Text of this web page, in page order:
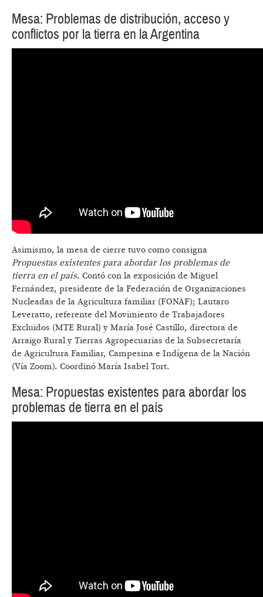
Mesa: Problemas de distribución, acceso y
conflictos por la tierra en la Argentina
Asimismo, la mesa de cierre tuvo como consigna
Propuestas existentes para abordar los problemas de
tierra en el país. Contó con la exposición de Miguel
Fernández, presidente de la Federación de Organizaciones
Nucleadas de la Agricultura familiar (FONAF); Lautaro
Leveratto, referente del Movimiento de Trabajadores
Excluidos (MTE Rural) y María José Castillo, directora de
Arraigo Rural y Tierras Agropecuarias de la Subsecretaría
de Agricultura Familiar, Campesina e Indígena de la Nación
(Vía Zoom). Coordinó María Isabel Tort.
Mesa: Propuestas existentes para abordar los
problemas de tierra en el país